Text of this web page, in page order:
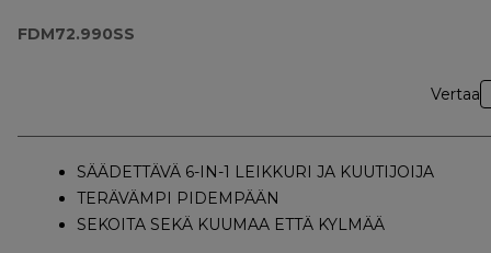
FDM72.990SS
Vertaa
SÄÄDETTÄVÄ 6-IN-1 LEIKKURI JA KUUTIJOIJA
TERÄVÄMPI PIDEMPÄÄN
SEKOITA SEKÄ KUUMAA ETTÄ KYLMÄÄ